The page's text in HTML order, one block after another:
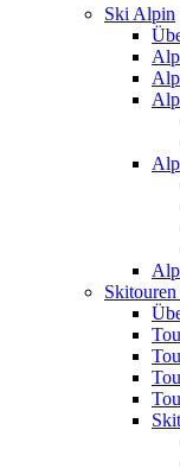
Ski Alpin